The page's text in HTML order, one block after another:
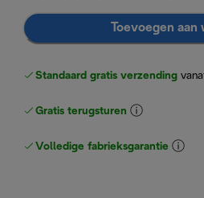
Toevoegen
Standaard gratis verzending
Gratis terugsturen
Volledige fabrieksgarantie